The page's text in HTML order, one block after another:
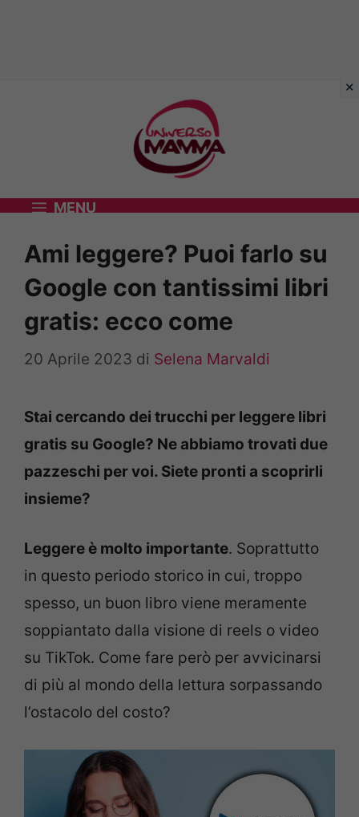
MENU
Ami leggere? Puoi farlo su
Google con tantissimi libri
gratis: ecco come
20 Aprile 2023 di Selena Marvaldi
Stai cercando dei trucchi per leggere libri
gratis su Google? Ne abbiamo trovati due
pazzeschi per voi. Siete pronti a scoprirli
insieme?
Leggere è molto importante. Soprattutto
in questo periodo storico in cui, troppo
spesso, un buon libro viene meramente
soppiantato dalla visione di reels o video
su TikTok. Come fare però per avvicinarsi
di più al mondo della lettura sorpassando
l’ostacolo del costo?